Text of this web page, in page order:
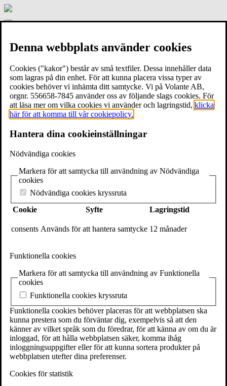
Gamla
Meny
Om bokhandeln
Händer här
Hyra Gamla stans bokhandel
Kontakt
Boksläpp & Boksamtal om Döda diktares öden med
Alexander Andrée.
Fredagen 29 maj kl.17.00 -19.00
Boksläpp & Boksamtal om
Andrée.
Utan Homeros, Sapfo och Vergilius hade vår litteraturskatt – och
därmed våra referensramar – sett helt annorlunda ut. I praktiskt taget
allt som skrivs fortfarande i vår tid finns en återklang av klassikerna.
överleva historiens gång. Tvärtom var krig, bildstormare,
återupptäckt i tid eller helt enkelt ödets förunderliga ingripande.
Här får vi följa deras osannolika överlevnadshistoria, från biblioteket
i Alexandria via renässansens jakt på förlorade texter till
rekonstruktioner med hjälp av artificiell intelligens.
Alexander Andrée,klassisk filolog med bakgrund i Stockholm,
Rom, Lund, Oxford och Toronto, är verksam i universitets- och
museivärlden. Han har publicerat vitt och brett om latinska texter
och medeltida handskrifter. Detta är hans första bok för en bred
publik.
I samarbete med Natur & Kultur.
Denna webbplats använder cookies
Cookies ("kakor") består av små textfiler. Dessa innehåller data
som lagras på din enhet. För att kunna placera vissa typer av
cookies behöver vi inhämta ditt samtycke. Vi på Volante AB,
orgnr. 556658-7845 använder oss av följande slags cookies. För
att läsa mer om vilka cookies vi använder och lagringstid, klicka
här för att komma till vår cookiepolicy.
Hantera dina cookieinställningar
Nödvändiga cookies
Markera för att samtycka till användning av Nödvändiga
cookies
Nödvändiga cookies kryssruta
Cookie
Syfte Lagringstid
consents Används för att hantera samtycke 12 månader
Funktionella cookies
Markera för att samtycka till användning av Funktionella
cookies
Funktionella cookies kryssruta
Funktionella cookies behöver placeras för att webbplatsen ska
kunna prestera som du förväntar dig, exempelvis så att den
känner av vilket språk som du föredrar, för att känna av om du är
inloggad, för att hålla webbplatsen säker, komma ihåg
inloggningsuppgifter eller för att kunna sortera produkter på
webbplatsen utefter dina preferenser.
Cookies för statistik